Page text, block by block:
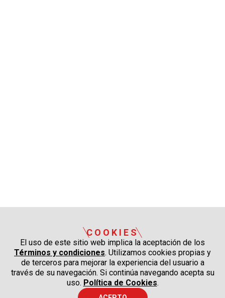
COOKIES
El uso de este sitio web implica la aceptación de los
Términos y condiciones. Utilizamos cookies propias y
de terceros para mejorar la experiencia del usuario a
través de su navegación. Si continúa navegando acepta su
uso. Política de Cookies.